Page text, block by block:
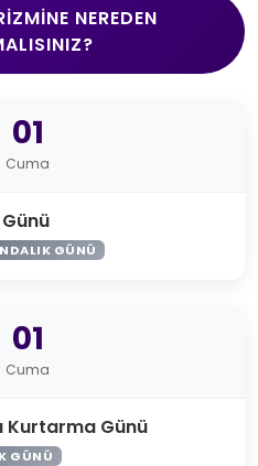
NEREDEN
01
Cuma
GÜNÜ
01
Cuma
Kurtarma Günü
GÜNÜ